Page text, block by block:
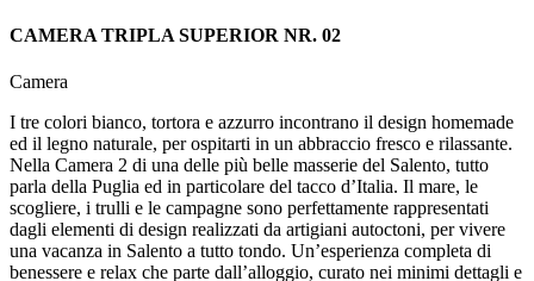
CAMERA TRIPLA SUPERIOR NR. 02
Camera
I tre colori bianco, tortora e azzurro incontrano il design homemade
ed il legno naturale, per ospitarti in un abbraccio fresco e rilassante.
Nella Camera 2 di una delle più belle masserie del Salento, tutto
parla della Puglia ed in particolare del tacco d’Italia. Il mare, le
scogliere, i trulli e le campagne sono perfettamente rappresentati
dagli elementi di design realizzati da artigiani autoctoni, per vivere
una vacanza in Salento a tutto tondo. Un’esperienza completa di
benessere e relax che parte dall’alloggio, curato nei minimi dettagli e